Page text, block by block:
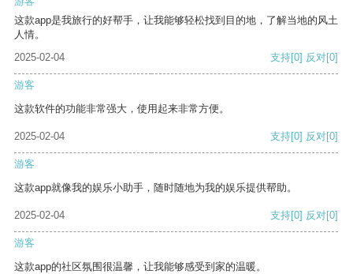
这款app是我旅行的好帮手，让我能够轻松找到目的地，了解当地的风土
人情。
2025-02-04
支持[0] 反对[0]
游客
这款软件的功能非常强大，使用起来非常方便。
2025-02-04 支持[0] 反对[0]
游客
这款app就像我的娱乐小助手，随时随地为我的娱乐提供帮助。
2025-02-04 支持[0] 反对[0]
游客
这款app的社区氛围很温馨，让我能够感受到家的温暖。